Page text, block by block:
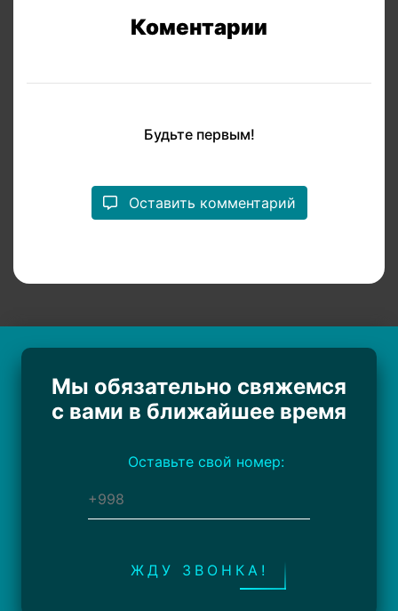
Коментарии
Будьте первым!
Оставить комментарий
Мы обязательно свяжемся
с вами в ближайшее время
Оставьте свой номер:
ЖДУ ЗВОНКА!